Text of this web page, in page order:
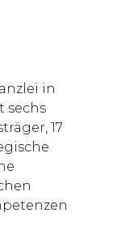
in
sechs
17